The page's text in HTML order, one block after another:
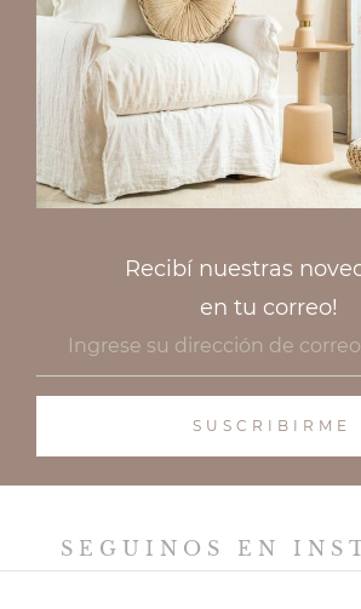
Recibí nuestras
en tu correo!
SEGUINOS EN